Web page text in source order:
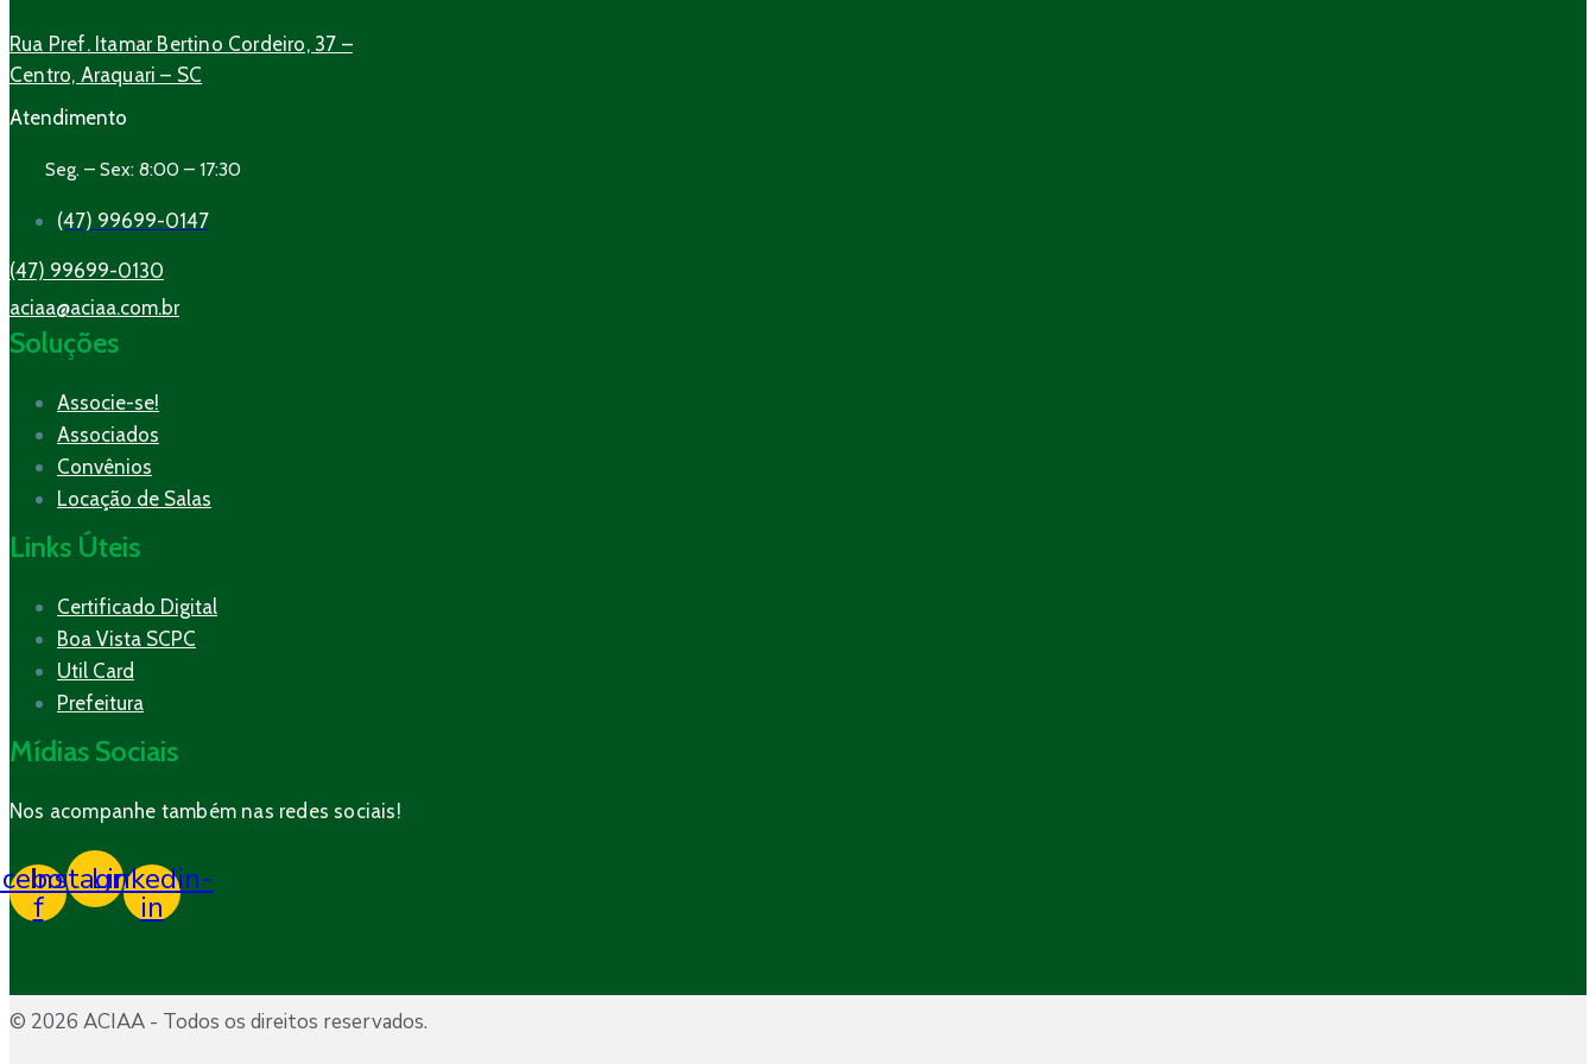
Rua Pref. Itamar Bertino Cordeiro, 37 –
Centro, Araquari – SC
Atendimento
Seg. – Sex: 8:00 – 17:30
(47) 99699-0147
(47) 99699-0130
aciaa@aciaa.com.br
Soluções
Associe-se!
Associados
Convênios
Locação de Salas
Links Úteis
Certificado Digital
Boa Vista SCPC
Util Card
Prefeitura
Mídias Sociais
Nos acompanhe também nas redes sociais!
f
Instagram
Linkedin-
in
© 2026 ACIAA - Todos os direitos reservados.